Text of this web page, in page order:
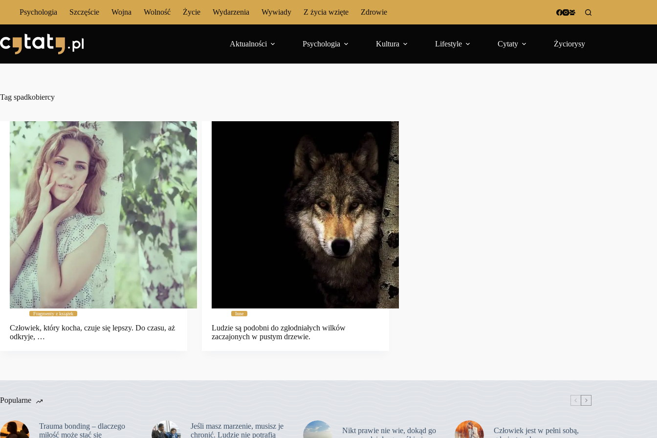
Psychologia Szczęście Wojna Wolność Życie Wydarzenia Wywiady Z życia wzięte Zdrowie
Aktualności Psychologia Kultura Lifestyle Cytaty Życiorysy
Tag spadkobiercy
Fragmenty z książek
Człowiek, który kocha, czuje się lepszy. Do czasu, aż
odkryje, …
Inne
Ludzie są podobni do zgłodniałych wilków
zaczajonych w pustym drzewie.
Popularne
Trauma bonding – dlaczego
miłość może stać się
Jeśli masz marzenie, musisz je
chronić. Ludzie nie potrafią
Nikt prawie nie wie, dokąd go
Człowiek jest w pełni sobą,